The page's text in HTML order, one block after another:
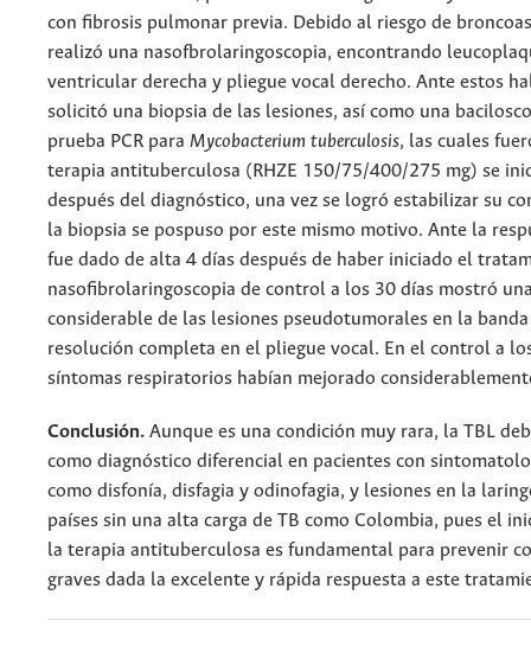
con fibrosis pulmonar previa. Debido al riesgo de
realizó una nasofbrolaringoscopia, encontrando
ventricular derecha y pliegue vocal derecho. Ante estos
solicitó una biopsia de las lesiones, así como una
prueba PCR para Mycobacterium tuberculosis, las cuales
terapia antituberculosa (RHZE 150/75/400/275 mg) se
después del diagnóstico, una vez se logró estabilizar su
la biopsia se pospuso por este mismo motivo. Ante la
fue dado de alta 4 días después de haber iniciado el
nasofibrolaringoscopia de control a los 30 días mostró
considerable de las lesiones pseudotumorales en la
resolución completa en el pliegue vocal. En el control a
síntomas respiratorios habían mejorado
Conclusión. Aunque es una condición muy rara, la TBL
como diagnóstico diferencial en pacientes con
como disfonía, disfagia y odinofagia, y lesiones en la
países sin una alta carga de TB como Colombia, pues el
la terapia antituberculosa es fundamental para prevenir
graves dada la excelente y rápida respuesta a este